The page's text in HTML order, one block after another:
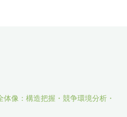
体像：構造把握・競争環境分析・